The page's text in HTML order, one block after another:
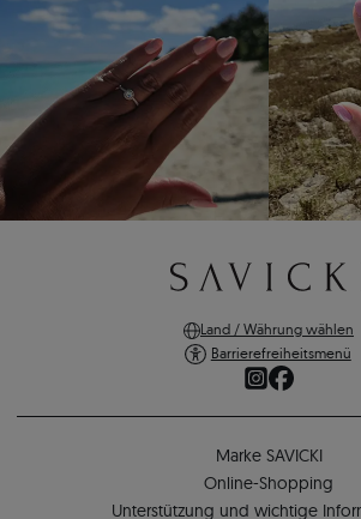
Land / Währung wählen
Barrierefreiheitsmenü
Marke SAVICKI
Online-Shopping
Unterstützung und wichtige